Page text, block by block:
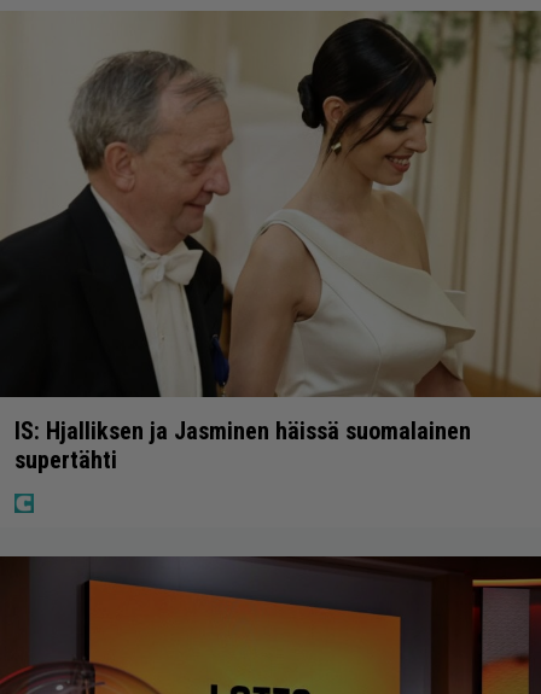
IS: Hjalliksen ja Jasminen häissä suomalainen
supertähti